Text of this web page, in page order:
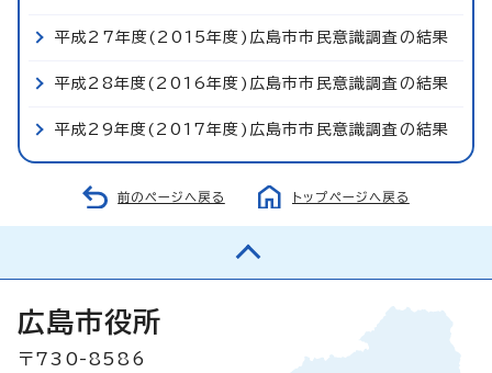
平成27年度(2015年度)広島市市民意識調査の結果
平成28年度(2016年度)広島市市民意識調査の結果
平成29年度(2017年度)広島市市民意識調査の結果
前のページへ戻る トップページへ戻る
広島市役所
〒730-8586